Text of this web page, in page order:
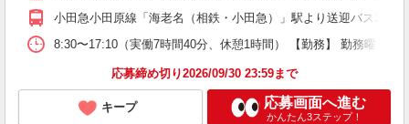
小田急小田原線「海老名（相鉄・小田急）」駅より送迎バス20分
8:30〜17:10（実働7時間40分、休憩1時間） 【勤務】 勤務曜日
応募締め切り2026/09/30 23:59まで
キープ 応募画面へ進む
かんたん3ステップ！